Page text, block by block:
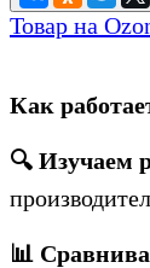
Товар на
Как
🔍 Изучаем
📊